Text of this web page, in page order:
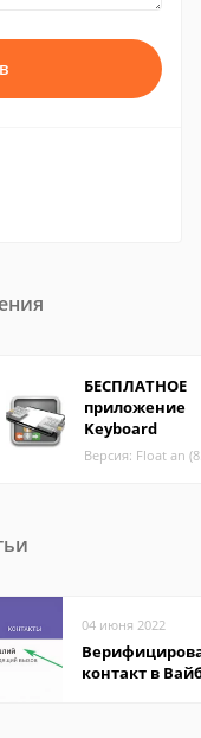
БЕСПЛАТНОЕ
приложение
Keyboard
Версия: Float an
04 июня 2022
контакт в